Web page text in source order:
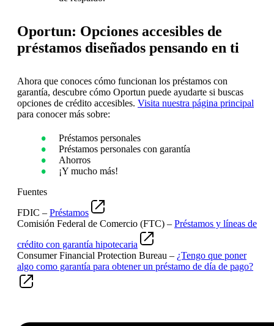
Oportun: Opciones accesibles de
préstamos diseñados pensando en ti
Ahora que conoces cómo funcionan los préstamos con
garantía, descubre cómo Oportun puede ayudarte si buscas
opciones de crédito accesibles. Visita nuestra página principal
para conocer más sobre:
Préstamos personales
Préstamos personales con garantía
Ahorros
¡Y mucho más!
Fuentes
FDIC – Préstamos
Comisión Federal de Comercio (FTC) – Préstamos y líneas de
crédito con garantía hipotecaria
Consumer Financial Protection Bureau – ¿Tengo que poner
algo como garantía para obtener un préstamo de día de pago?